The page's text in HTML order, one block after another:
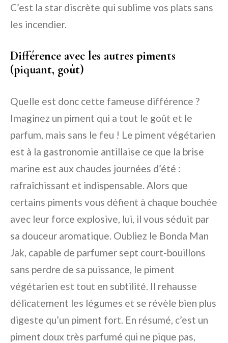
C’est la star discrète qui sublime vos plats sans
les incendier.
Différence avec les autres piments
(piquant, goût)
Quelle est donc cette fameuse différence ?
Imaginez un piment qui a tout le goût et le
parfum, mais sans le feu ! Le piment végétarien
est à la gastronomie antillaise ce que la brise
marine est aux chaudes journées d’été :
rafraîchissant et indispensable. Alors que
certains piments vous défient à chaque bouchée
avec leur force explosive, lui, il vous séduit par
sa douceur aromatique. Oubliez le Bonda Man
Jak, capable de parfumer sept court-bouillons
sans perdre de sa puissance, le piment
végétarien est tout en subtilité. Il rehausse
délicatement les légumes et se révèle bien plus
digeste qu’un piment fort. En résumé, c’est un
piment doux très parfumé qui ne pique pas,